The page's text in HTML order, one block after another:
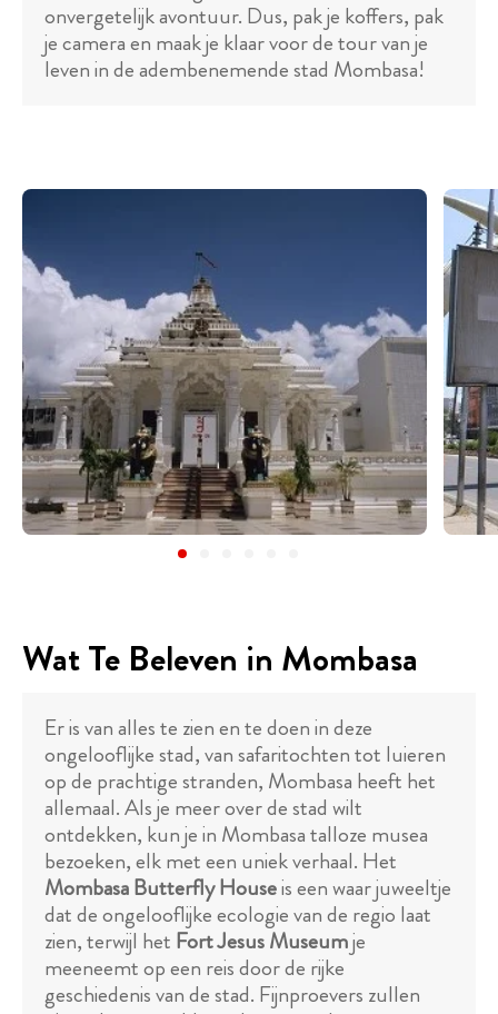
onvergetelijk avontuur. Dus, pak je koffers, pak
je camera en maak je klaar voor de tour van je
leven in de adembenemende stad Mombasa!
Wat Te Beleven in Mombasa
Er is van alles te zien en te doen in deze
ongelooflijke stad, van safaritochten tot luieren
op de prachtige stranden, Mombasa heeft het
allemaal. Als je meer over de stad wilt
ontdekken, kun je in Mombasa talloze musea
bezoeken, elk met een uniek verhaal. Het
Mombasa Butterfly Houseis een waar juweeltje
dat de ongelooflijke ecologie van de regio laat
zien, terwijl het Fort Jesus Museumje
meeneemt op een reis door de rijke
geschiedenis van de stad. Fijnproevers zullen